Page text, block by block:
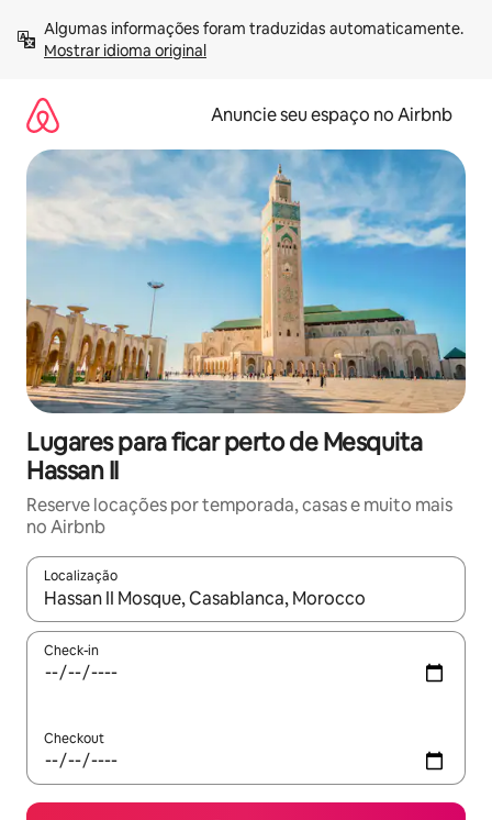
para
Mostrar idioma original
Anuncie seu espaço no Airbnb
Lugares para ficar perto de Mesquita
Hassan II
Reserve locações por temporada, casas e muito mais
no Airbnb
Localização
Quando os resultados estiverem disponíveis, explore-os
Check-in
Checkout